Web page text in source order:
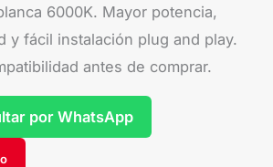
6000K. Mayor potencia,
y fácil instalación plug and play.
antes de comprar.
por WhatsApp